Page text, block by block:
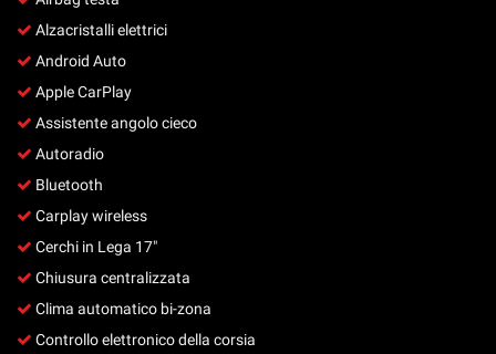
Alzacristalli elettrici
Android Auto
Apple CarPlay
Assistente angolo cieco
Autoradio
Bluetooth
Carplay wireless
Cerchi in Lega 17"
Chiusura centralizzata
Clima automatico bi-zona
Controllo elettronico della corsia
le
impostazioni